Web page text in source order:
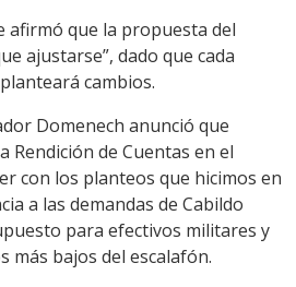
afirmó que la propuesta del
ajustarse”, dado que cada
cambios.
Domenech anunció que
Rendición de Cuentas en el
con los planteos que hicimos en
a las demandas de Cabildo
para efectivos militares y
más bajos del escalafón.